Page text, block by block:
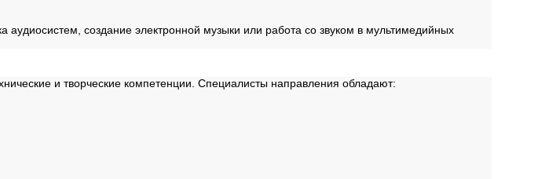
аудиосистем, создание электронной музыки или работа со звуком в мультимедийных
и творческие компетенции. Специалисты направления обладают: